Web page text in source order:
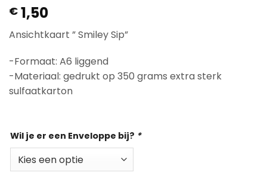
€ 1,50
Ansichtkaart ” Smiley Sip”
-Formaat: A6 liggend
-Materiaal: gedrukt op 350 grams extra sterk
sulfaatkarton
Wil je er een Enveloppe bij? *